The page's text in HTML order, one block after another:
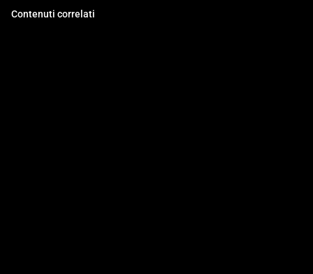
Contenuti correlati